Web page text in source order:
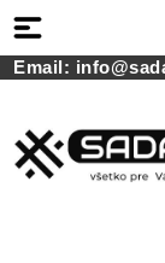
Email: